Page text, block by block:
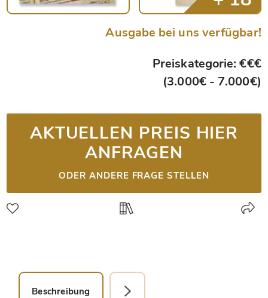
Ausgabe bei uns verfügbar!
Preiskategorie: €€€
(3.000€ - 7.000€)
AKTUELLEN PREIS HIER
ANFRAGEN
ODER ANDERE FRAGE STELLEN
Beschreibung Detailbild